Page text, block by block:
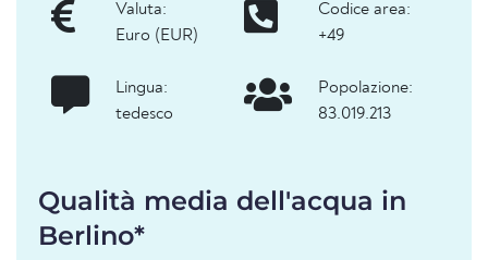
Valuta:
Euro (EUR)
Codice area:
+49
Lingua:
tedesco
Popolazione:
83.019.213
Qualità media dell'acqua in
Berlino*